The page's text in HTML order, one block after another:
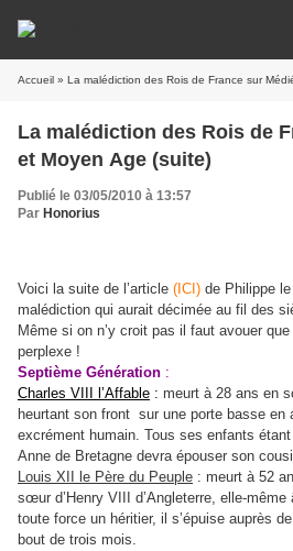
Accueil » La malédiction des Rois de France sur
La malédiction des Rois de
et Moyen Age (suite)
Publié le 03/05/2010 à 13:57
Par Honorius
Voici la suite de l’article (ICI) de Philippe
malédiction qui aurait décimée au fil des
Même si on n’y croit pas il faut avouer
perplexe !
Septième Génération :
Charles VIII l’Affable : meurt à 28 ans en
heurtant son front sur une porte basse en
excrément humain. Tous ses enfants
Anne de Bretagne devra épouser son
Louis XII le Père du Peuple : meurt à 52
sœur d’Henry VIII d’Angleterre, elle-
toute force un héritier, il s’épuise auprès
bout de trois mois.